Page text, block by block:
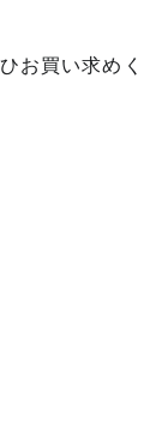
お買い求めく